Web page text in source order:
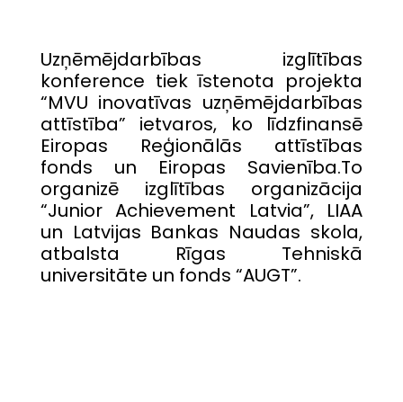
Uzņēmējdarbības izglītības
konference tiek īstenota projekta
“MVU inovatīvas uzņēmējdarbības
attīstība” ietvaros, ko līdzfinansē
Eiropas Reģionālās attīstības
fonds un Eiropas Savienība.To
organizē izglītības organizācija
“Junior Achievement Latvia”, LIAA
un Latvijas Bankas Naudas skola,
atbalsta Rīgas Tehniskā
universitāte un fonds “AUGT”.